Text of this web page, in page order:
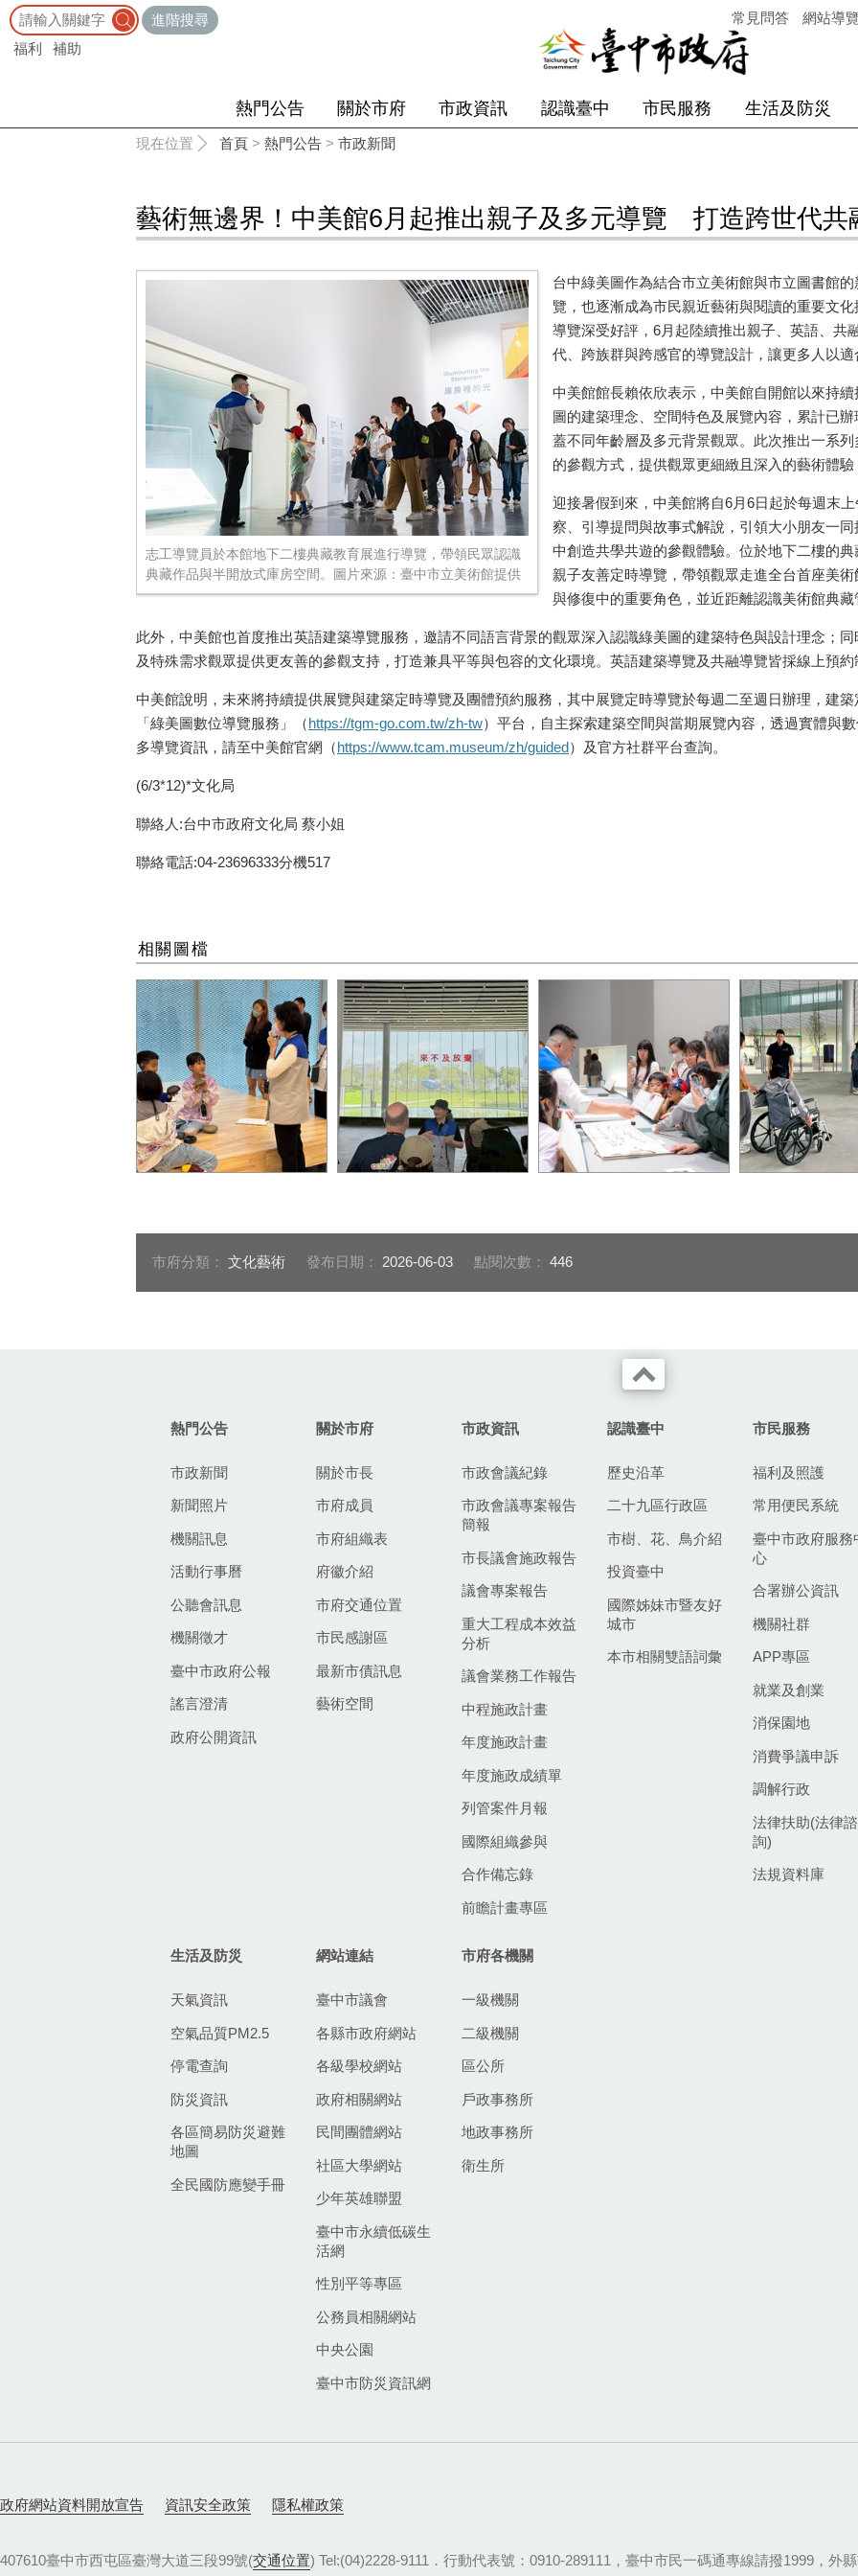
進階搜尋
福利
補助
常見問答 網站導
熱門公告 關於市府 市政資訊 認識臺中 市民服務 生活及防災
現在位置 首頁 > 熱門公告 > 市政新聞
藝術無邊界！中美館6月起推出親子及多元導覽 打造跨世代共
志工導覽員於本館地下二樓典藏教育展進行導覽，帶領民眾認識
典藏作品與半開放式庫房空間。圖片來源：臺中市立美術館提供
台中綠美圖作為結合市立美術館與市立圖書館
覽，也逐漸成為市民親近藝術與閱讀的重要文
導覽深受好評，6月起陸續推出親子、英語、共
代、跨族群與跨感官的導覽設計，讓更多人以
中美館館長賴依欣表示，中美館自開館以來持
圖的建築理念、空間特色及展覽內容，累計已
蓋不同年齡層及多元背景觀眾。此次推出一系
的參觀方式，提供觀眾更細緻且深入的藝術體
迎接暑假到來，中美館將自6月6日起於每週末
察、引導提問與故事式解說，引領大小朋友一
中創造共學共遊的參觀體驗。位於地下二樓的
親子友善定時導覽，帶領觀眾走進全台首座美
與修復中的重要角色，並近距離認識美術館典
此外，中美館也首度推出英語建築導覽服務，邀請不同語言背景的觀眾深入認識綠美圖的建築特色與設計理念；
及特殊需求觀眾提供更友善的參觀支持，打造兼具平等與包容的文化環境。英語建築導覽及共融導覽皆採線上預
中美館說明，未來將持續提供展覽與建築定時導覽及團體預約服務，其中展覽定時導覽於每週二至週日辦理，建
「綠美圖數位導覽服務」（https://tgm-go.com.tw/zh-tw）平台，自主探索建築空間與當期展覽內容，透過實體與
多導覽資訊，請至中美館官網（https://www.tcam.museum/zh/guided）及官方社群平台查詢。
(6/3*12)*文化局
聯絡人:台中市政府文化局 蔡小姐
聯絡電話:04-23696333分機517
相關圖檔
工帶領親子一同探索綠美圖
建築特色與展覽空間。圖片
空間之美。圖片來源：臺中
市立美術館提供
導覽。圖片來源：臺中市立
美術館提供
共融的參觀環境
市府分類： 文化藝術 發布日期： 2026-06-03 點閱次數： 446
熱門公告
市政新聞
新聞照片
機關訊息
活動行事曆
公聽會訊息
機關徵才
臺中市政府公報
謠言澄清
政府公開資訊
關於市府
關於市長
市府成員
市府組織表
府徽介紹
市府交通位置
市民感謝區
最新市債訊息
藝術空間
市政資訊
市政會議紀錄
市政會議專案報告
簡報
市長議會施政報告
議會專案報告
重大工程成本效益
分析
議會業務工作報告
中程施政計畫
年度施政計畫
年度施政成績單
列管案件月報
國際組織參與
合作備忘錄
前瞻計畫專區
認識臺中
歷史沿革
二十九區行政區
市樹、花、鳥介紹
投資臺中
國際姊妹市暨友好
城市
本市相關雙語詞彙
市民服務
福利及照護
常用便民系統
臺中市政府服務
心
合署辦公資訊
機關社群
APP專區
就業及創業
消保園地
消費爭議申訴
調解行政
法律扶助(法律諮
詢)
法規資料庫
生活及防災
天氣資訊
空氣品質PM2.5
停電查詢
防災資訊
各區簡易防災避難
地圖
全民國防應變手冊
網站連結
臺中市議會
各縣市政府網站
各級學校網站
政府相關網站
民間團體網站
社區大學網站
少年英雄聯盟
臺中市永續低碳生
活網
性別平等專區
公務員相關網站
中央公園
臺中市防災資訊網
市府各機關
一級機關
二級機關
區公所
戶政事務所
地政事務所
衛生所
政府網站資料開放宣告 資訊安全政策 隱私權政策
407610臺中市西屯區臺灣大道三段99號(交通位置) Tel:(04)2228-9111．行動代表號：0910-289111，臺中市民一碼通專線請撥1999，外